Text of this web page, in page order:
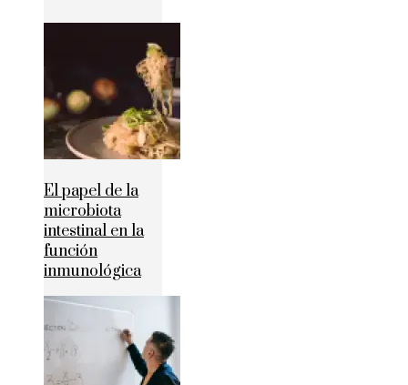
El papel de la
microbiota
intestinal en la
función
inmunológica